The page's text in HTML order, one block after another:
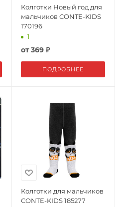
Колготки Новый год для
мальчиков CONTE-KIDS
170196
1
от369 ₽
ПОДРОБНЕЕ
Колготки для мальчиков
CONTE-KIDS 185277